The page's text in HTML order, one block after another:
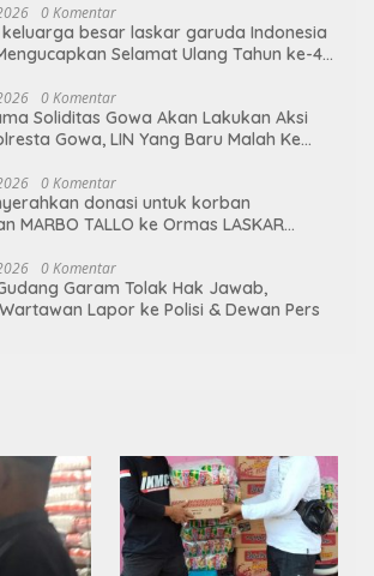
0 Komentar
keluarga besar laskar garuda Indonesia
Selamat Ulang Tahun ke-44
0 Komentar
Soliditas Gowa Akan Lakukan Aksi
Gowa, LIN Yang Baru Malah Ke
0 Komentar
donasi untuk korban
MARBO TALLO ke Ormas LASKAR
0 Komentar
Garam Tolak Hak Jawab,
Lapor ke Polisi & Dewan Pers